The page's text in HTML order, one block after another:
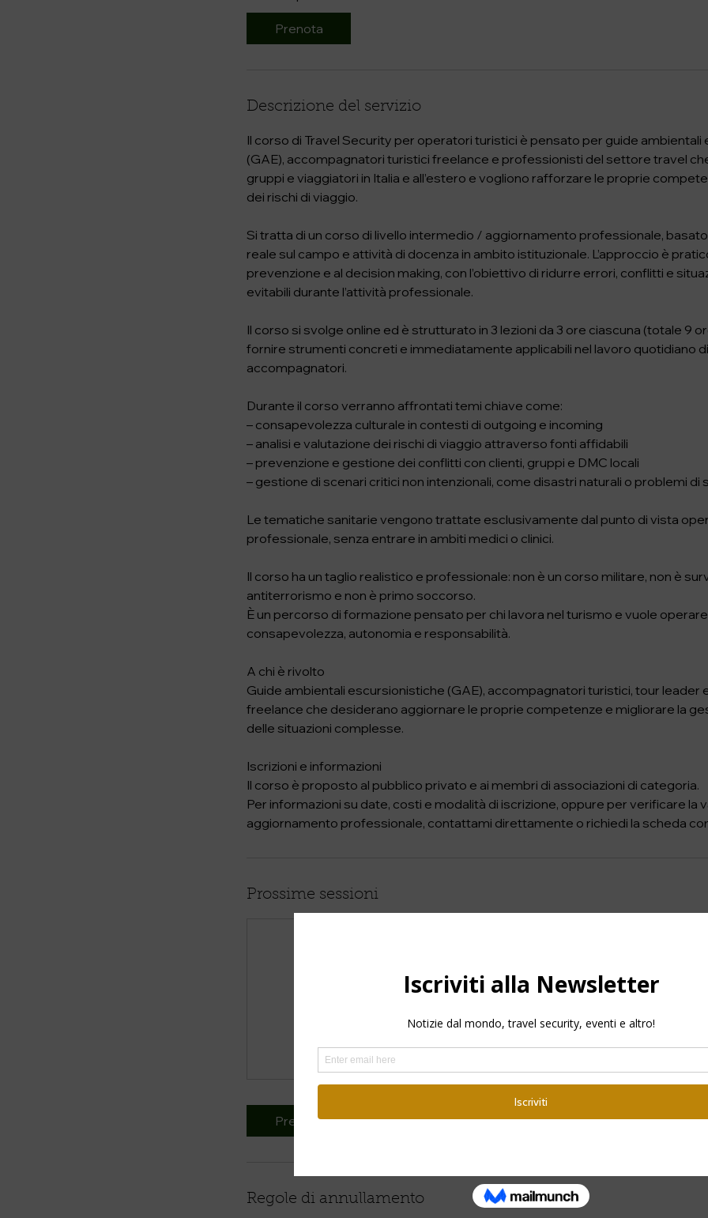
i
1
t
t
Prenota
Descrizione del servizio
Il corso di Travel Security per operatori turistici è pensato per guide ambientali
(GAE), accompagnatori turistici freelance e professionisti del settore travel
gruppi e viaggiatori in Italia e all’estero e vogliono rafforzare le proprie
dei rischi di viaggio.
Si tratta di un corso di livello intermedio / aggiornamento professionale,
reale sul campo e attività di docenza in ambito istituzionale. L’approccio è
prevenzione e al decision making, con l’obiettivo di ridurre errori, conflitti e
evitabili durante l’attività professionale.
Il corso si svolge online ed è strutturato in 3 lezioni da 3 ore ciascuna (totale 9
fornire strumenti concreti e immediatamente applicabili nel lavoro quotidiano
accompagnatori.
Durante il corso verranno affrontati temi chiave come:
– consapevolezza culturale in contesti di outgoing e incoming
– analisi e valutazione dei rischi di viaggio attraverso fonti affidabili
– prevenzione e gestione dei conflitti con clienti, gruppi e DMC locali
– gestione di scenari critici non intenzionali, come disastri naturali o problemi di
Le tematiche sanitarie vengono trattate esclusivamente dal punto di vista
professionale, senza entrare in ambiti medici o clinici.
Il corso ha un taglio realistico e professionale: non è un corso militare, non è
antiterrorismo e non è primo soccorso.
È un percorso di formazione pensato per chi lavora nel turismo e vuole
consapevolezza, autonomia e responsabilità.
A chi è rivolto
Guide ambientali escursionistiche (GAE), accompagnatori turistici, tour leader
freelance che desiderano aggiornare le proprie competenze e migliorare la
delle situazioni complesse.
Iscrizioni e informazioni
Il corso è proposto al pubblico privato e ai membri di associazioni di categoria.
Per informazioni su date, costi e modalità di iscrizione, oppure per verificare la
aggiornamento professionale, contattami direttamente o richiedi la scheda
Prossime sessioni
Prenota
Regole di annullamento